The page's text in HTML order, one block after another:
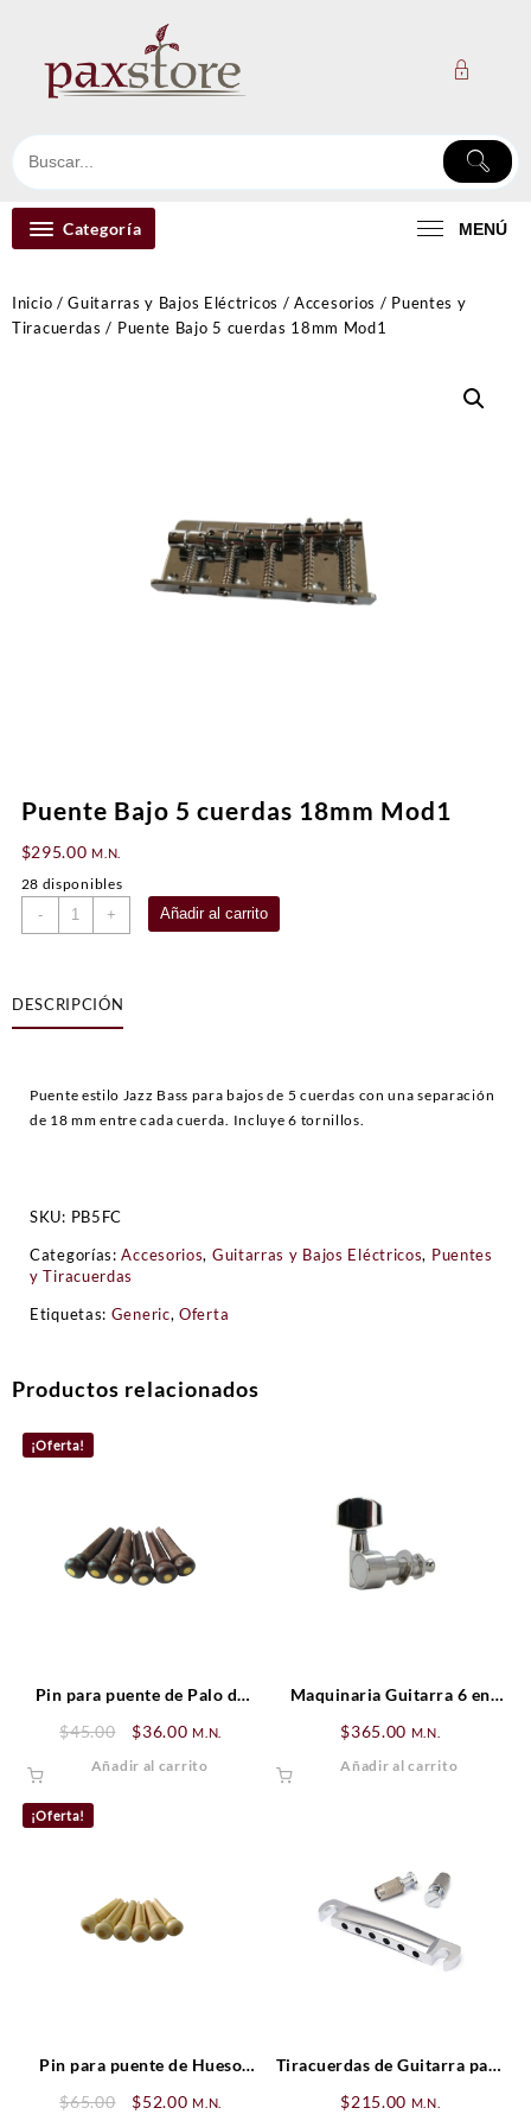
contenido
Categoría MENÚ
Inicio /Guitarras y Bajos Eléctricos /Accesorios / Puentes y
Tiracuerdas / Puente Bajo 5 cuerdas 18mm Mod1
Puente Bajo 5 cuerdas 18mm Mod1
$295.00 M.N.
28 disponibles
-
Puente
Bajo
18mm
Mod1
+ Añadir al carrito
DESCRIPCIÓN
Puente estilo Jazz Bass para bajos de 5 cuerdas con una separación
de 18 mm entre cada cuerda. Incluye 6 tornillos.
SKU: PB5FC
Categorías:Accesorios, Guitarras y Bajos Eléctricos, Puentes
y Tiracuerdas
Etiquetas: Generic,Oferta
Productos relacionados
¡Oferta!
Pin para puente de Palo de
pieza)
$45.00
Original
$36.00Current
M.N.
Añadir al carrito
Maquinaria Guitarra 6 en
$365.00 M.N.
Añadir al carrito
¡Oferta!
Pin para puente de Hueso
$65.00
Original
$52.00Current
M.N.
Tiracuerdas de Guitarra para
$215.00 M.N.